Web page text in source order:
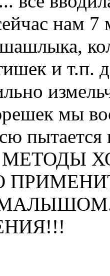
нам
и т.п.
мы
пытается